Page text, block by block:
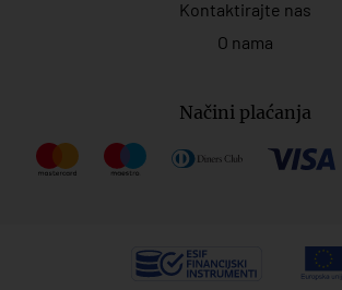
Kontaktirajte nas
O nama
Načini plaćanja